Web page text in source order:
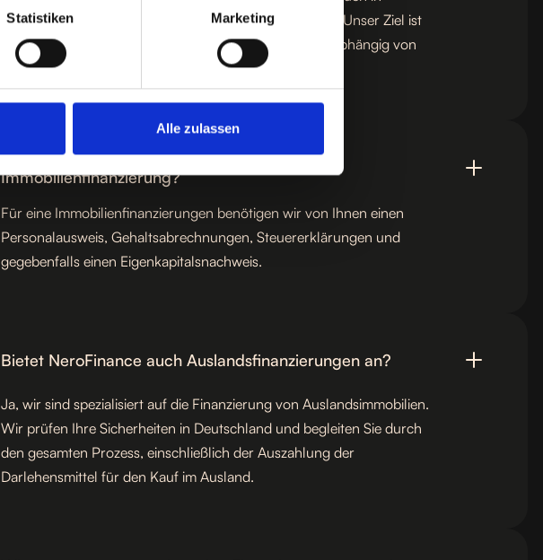
Statistiken Marketing
Alle zulassen
schwierigen Fällen eine Finanzierungslösung zu finden. Unser Ziel ist
es, Ihnen die bestmöglichen Konditionen zu bieten, unabhängig von
Ihrer Bonität.
Welche Unterlagen benötige ich für eine
Immobilienfinanzierung?
Für eine Immobilienfinanzierungen benötigen wir von Ihnen einen
Personalausweis, Gehaltsabrechnungen, Steuererklärungen und
gegebenfalls einen Eigenkapitalsnachweis.
Bietet NeroFinance auch Auslandsfinanzierungen an?
Ja, wir sind spezialisiert auf die Finanzierung von Auslandsimmobilien.
Wir prüfen Ihre Sicherheiten in Deutschland und begleiten Sie durch
den gesamten Prozess, einschließlich der Auszahlung der
Darlehensmittel für den Kauf im Ausland.